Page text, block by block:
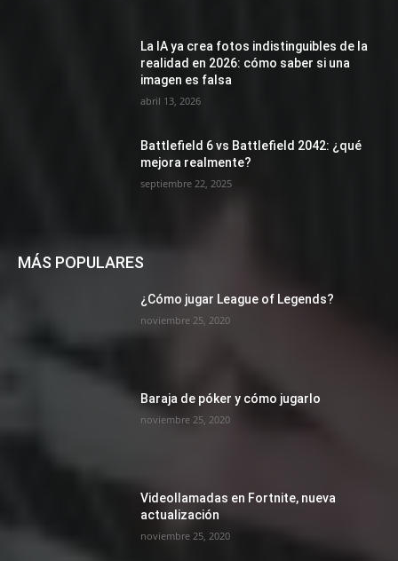
La IA ya crea fotos indistinguibles de la
realidad en 2026: cómo saber si una
imagen es falsa
abril 13, 2026
Battlefield 6 vs Battlefield 2042: ¿qué
mejora realmente?
septiembre 22, 2025
MÁS POPULARES
¿Cómo jugar League of Legends?
noviembre 25, 2020
Baraja de póker y cómo jugarlo
noviembre 25, 2020
Videollamadas en Fortnite, nueva
actualización
noviembre 25, 2020